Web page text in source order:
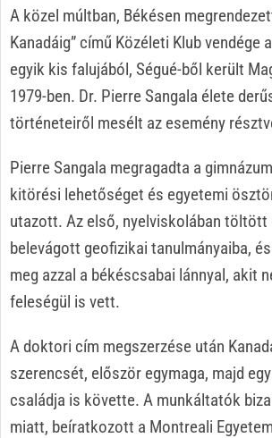
A közel múltban, Békésen
Kanadáig” című Közéleti Klub vendége
egyik kis falujából, Ségué-ből került
1979-ben. Dr. Pierre Sangala élete
történeteiről mesélt az esemény
Pierre Sangala megragadta a
kitörési lehetőséget és egyetemi
utazott. Az első, nyelviskolában töltött
belevágott geofizikai tanulmányaiba,
meg azzal a békéscsabai lánnyal, akit
feleségül is vett.
A doktori cím megszerzése után
szerencsét, először egymaga, majd
családja is követte. A munkáltatók
miatt, beíratkozott a Montreali